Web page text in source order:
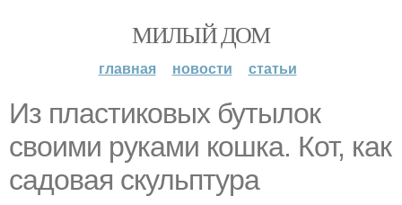
МИЛЫЙ ДОМ
главная новости статьи
Из пластиковых бутылок
своими руками кошка. Кот, как
садовая скульптура